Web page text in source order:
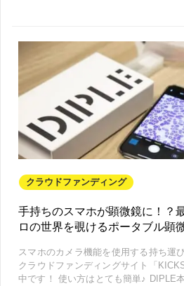
クラウドファンディング
手持ちのスマホが顕微鏡に！？
ロの世界を覗けるポータブル顕
スマホのカメラ機能を使用する持ち運
クラウドファンディングサイト「
中です！ 使い方はとても簡単♪ DIPLE